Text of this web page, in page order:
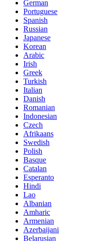
German
Portuguese
Spanish
Russian
Japanese
Korean
Arabic
Irish
Greek
Turkish
Italian
Danish
Romanian
Indonesian
Czech
Afrikaans
Swedish
Polish
Basque
Catalan
Esperanto
Hindi
Lao
Albanian
Amharic
Armenian
Azerbaijani
Belarusian